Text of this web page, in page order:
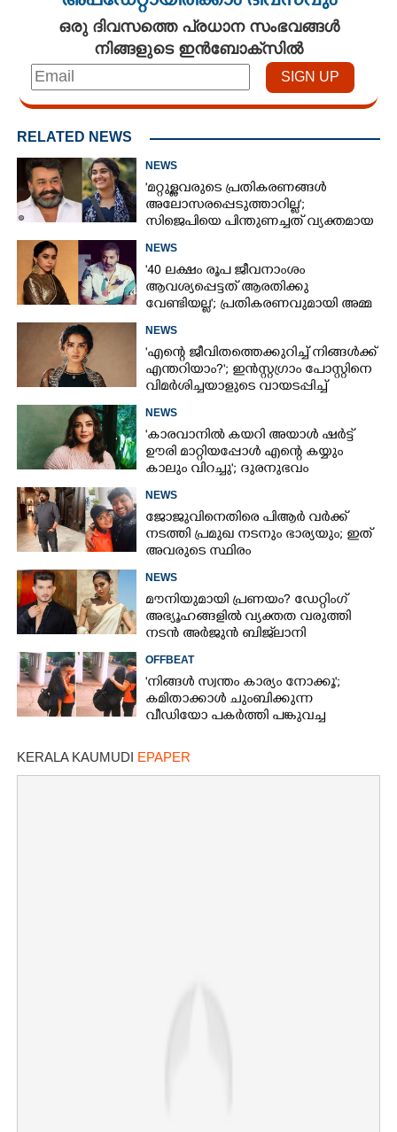
ഒരു ദിവസത്തെ പ്രധാന സംഭവങ്ങൾ
നിങ്ങളുടെ ഇൻബോക്സിൽ
RELATED NEWS
NEWS
'മറ്റുള്ളവരുടെ പ്രതികരണങ്ങൾ
അലോസരപ്പെടുത്താറില്ല';
സിജെപിയെ പിന്തുണച്ചത് വ്യക്തമായ
മോഹൻലാൽ
NEWS
'40 ലക്ഷം രൂപ ജീവനാംശം
ആവശ്യപ്പെട്ടത് ആരതിക്കു
വേണ്ടിയല്ല'; പ്രതികരണവുമായി അമ്മ
NEWS
'എന്റെ ജീവിതത്തെക്കുറിച്ച്‌ നിങ്ങൾക്ക്‌
എന്തറിയാം?'; ഇൻസ്റ്റഗ്രാം പോസ്റ്റിനെ
വിമർശിച്ചയാളുടെ വായടപ്പിച്ച്
NEWS
'കാരവാനിൽ കയറി അയാൾ ഷർട്ട്
ഊരി മാറ്റിയപ്പോൾ എന്റെ കയ്യും
കാലും വിറച്ചു'; ദുരനുഭവം
NEWS
ജോജുവിനെതിരെ പിആ‌ർ വർക്ക്
നടത്തി പ്രമുഖ നടനും ഭാര്യയും; ഇത്
അവരുടെ സ്ഥിരം
മേനോൻ
NEWS
മൗനിയുമായി പ്രണയം? ഡേറ്റിംഗ്
അഭ്യൂഹങ്ങളിൽ വ്യക്തത വരുത്തി
നടൻ അർജുൻ ബിജ്‌ലാനി
OFFBEAT
'നിങ്ങൾ സ്വന്തം കാര്യം നോക്കൂ';
കമിതാക്കാൾ ചുംബിക്കുന്ന
വീഡിയോ പകർത്തി പങ്കുവച്ച
KERALA KAUMUDI EPAPER